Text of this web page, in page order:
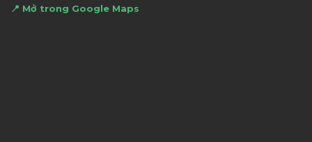
📍 Mở trong Google Maps